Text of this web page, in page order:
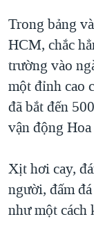
GIÁO DỤC
CÁC GIÁ TRỊ
THƯỢNG
TRỊNH VĨNH
NGƯ DÂN
QUAN HỆ VIỆT
Trong bảng
HCM, chắc
trường vào
một đỉnh cao
đã bắt đến
vận động
Xịt hơi cay,
người, đấm
như một